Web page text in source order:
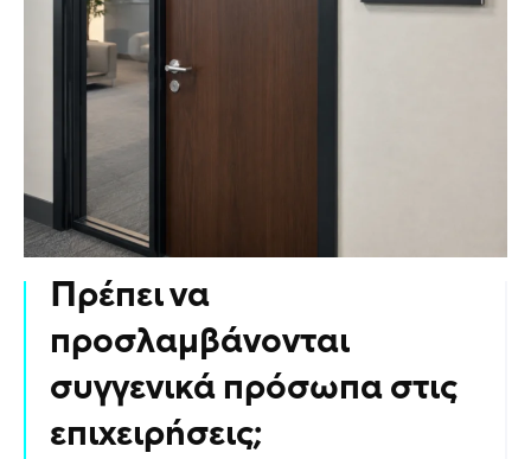
Πρέπει να
προσλαμβάνονται
συγγενικά πρόσωπα στις
επιχειρήσεις;